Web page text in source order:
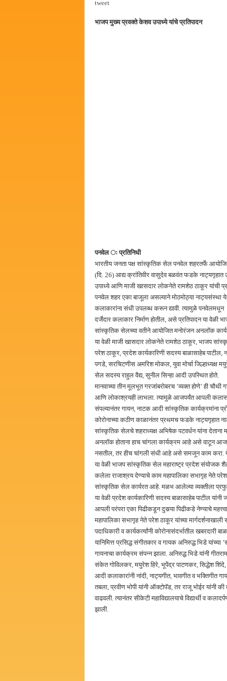
जनार्दन भगत शिक्षण प्रसारक
tweet
भाजप मुख्य प्रवक्ते केशव उपाध्ये यांचे प्रतिपादन
पनवेल ः प्रतिनिधी
भारतीय जनता पक्ष सांस्कृतिक सेल पनवेल शहरतर्फे
(दि. 26) आद्य क्रांतिवीर वासुदेव बळवंत फडके नाट्यगृहात
उपाध्ये आणि माजी खासदार लोकनेते रामशेठ ठाकूर यांची
पनवेल शहर एका बाजूला असल्याने मोठमोठ्या नाट्यसंस्था
कलाकारांना संधी उपलब्ध करून द्यावी. त्यामुळे पनवेलमधून
दर्जेदार कलाकार निर्माण होतील, असे प्रतिपादन या
सांस्कृतिक सेलच्या वतीने आयोजित मनोरंजन अनलॉक
या वेळी माजी खासदार लोकनेते रामशेठ ठाकूर, भाजप
परेश ठाकूर, प्रदेश कार्यकारिणी सदस्य बाळासाहेब
पगडे, सरचिटणीस अमरिश मोकल, युवा मोर्चा जिल्हाध्यक्ष
सेल सदस्य राहुल वैद्य, सुनील सिन्हा आदी उपस्थित होते.
मानवाच्या तीन मूलभूत गरजांबरोबरच ’व्यक्त होणे’ ही
आणि लोकाश्रयही लाभला. त्यामुळे आजपर्यंत आपली
संपल्यानंतर गायन, नाटक आदी सांस्कृतिक कार्यक्रमांना
कोरोनाच्या कठीण काळानंतर प्रथमच फडके नाट्यगृहात
सांस्कृतिक सेलचे शहराध्यक्ष अभिषेक पटवर्धन यांना देताना
अनलॉक होताना हाच चांगला कार्यक्रम आहे असे वाटून
नसतील, तर हीच चांगली संधी आहे असे समजून काम करा.
या वेळी भाजप सांस्कृतिक सेल महाराष्ट्र प्रदेश
कलेला राजाश्रय देण्याचे काम महापालिका सभागृह नेते
सांस्कृतिक सेल कार्यरत आहे. मळभ आलेल्या व्यक्तीला
या वेळी प्रदेश कार्यकारिणी सदस्य बाळासाहेब पाटील
आपली परंपरा एका पिढीकडून दुसर्‍या पिढीकडे नेण्याचे
महापालिका सभागृह नेते परेश ठाकूर यांच्या
पदाधिकारी व कार्यकर्त्यांनी कोरोनासंदर्भातील
यानिमित्त प्रसिद्ध संगीतकार व गायक अनिरुद्ध भिडे
गायनाचा कार्यक्रम संपन्न झाला. अनिरुद्ध भिडे यांनी
संकेत गोविलकर, मयुरेश हिरे, भूपेंद्र पाटणकर, सिद्धेश
आदी कलाकारांनी नांदी, नाट्यगीत, भावगीत व भक्तिगीत
तबला, प्रवीण भोपी यांनी ऑक्टोपॅड, तर राजू भोईर यांनी
वाढवली. त्यानंतर सीकेटी महाविद्यालयाचे विद्यार्थी व
झाली.